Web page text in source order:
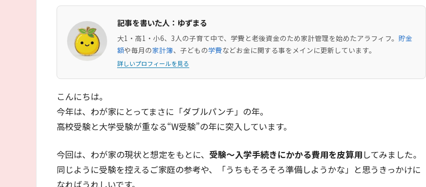
記事を書いた人：ゆずまる
大1・高1・小6、3人の子育て中で、学費と老後資金のため家計管理を始めたアラフィフ。 貯金
額や毎月の家計簿、子どもの学費などお金に関する事をメインに更新しています。
詳しいプロフィールを見る
こんにちは。
今年は、わが家にとってまさに「ダブルパンチ」の年。
高校受験と大学受験が重なる“W受験”の年に突入しています。
今回は、わが家の現状と想定をもとに、 受験～入学手続きにかかる費用を皮算用 してみました。
同じように受験を控えるご家庭の参考や、「うちもそろそろ準備しようかな」と思うきっかけに
なればうれしいです。